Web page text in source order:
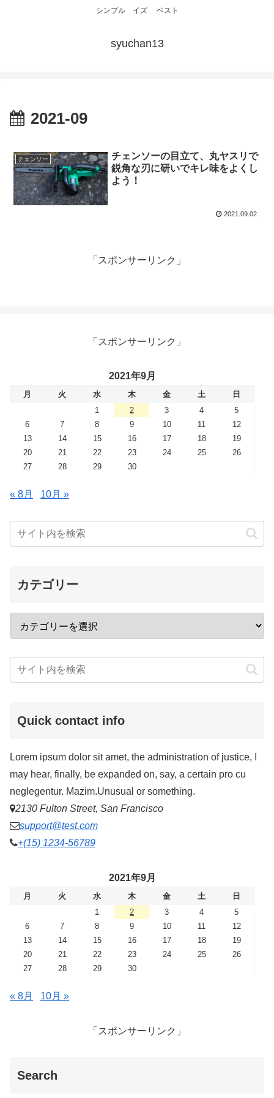
シンプル イズ ベスト
syuchan13
2021-09
チェンソー
チェンソーの目立て、丸ヤスリで
鋭角な刃に研いでキレ味をよくし
よう！
2021.09.02
「スポンサーリンク」
「スポンサーリンク」
2021年9月
月 火 水 木 金 土
日
1
2 3 4
5
6
7 8 9 10 11
12
13
14 15 16 17 18
19
20
21 22 23 24 25
26
27
28 29 30
« 8月 10月 »
カテゴリー
Quick contact info
Lorem ipsum dolor sit amet, the administration of justice, I
may hear, finally, be expanded on, say, a certain pro cu
neglegentur. Mazim.Unusual or something.
2130 Fulton Street, San Francisco
support@test.com
+(15) 1234-56789
2021年9月
月 火 水 木 金 土
日
1
2 3 4
5
6
7 8 9 10 11
12
13
14 15 16 17 18
19
20
21 22 23 24 25
26
27
28 29 30
« 8月 10月 »
「スポンサーリンク」
Search